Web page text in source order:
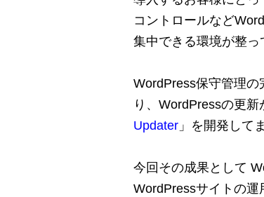
コントロールなど
集中できる環境が整っ
WordPress保守管理の
り、WordPressの更
Updater 」を開発して
今回その成果として
WordPressサイトの運